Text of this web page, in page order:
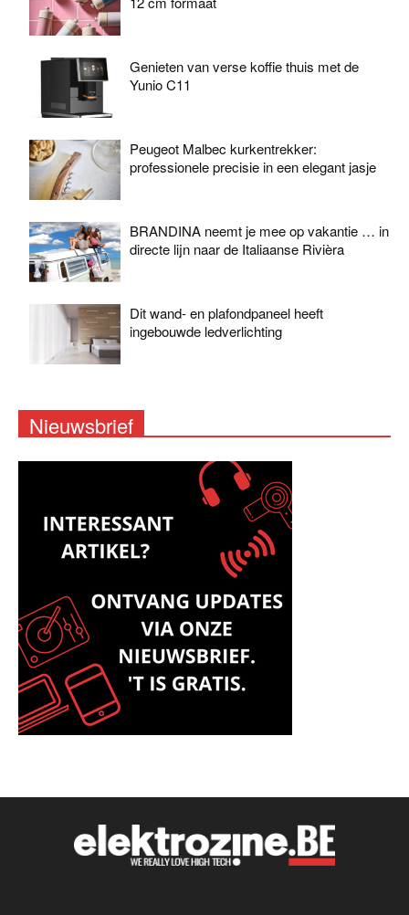
Genieten van verse koffie thuis met de
Yunio C11
Peugeot Malbec kurkentrekker:
professionele precisie in een elegant jasje
BRANDINA neemt je mee op vakantie … in
directe lijn naar de Italiaanse Rivièra
Dit wand- en plafondpaneel heeft
ingebouwde ledverlichting
Nieuwsbrief